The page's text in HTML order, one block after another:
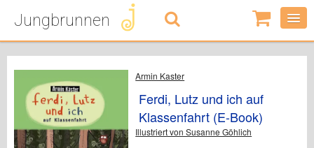
Jungbrunnen
0
Artikel
-
Armin Kaster
Ferdi, Lutz und ich auf
Klassenfahrt (E-Book)
Illustriert von Susanne Göhlich